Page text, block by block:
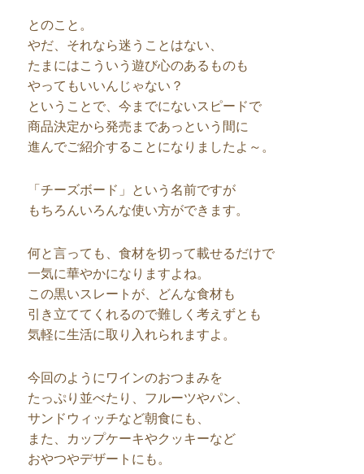
とのこと。
やだ、それなら迷うことはない、
たまにはこういう遊び心のあるものも
やってもいいんじゃない？
ということで、今までにないスピードで
商品決定から発売まであっという間に
進んでご紹介することになりましたよ～。
「チーズボード」という名前ですが
もちろんいろんな使い方ができます。
何と言っても、食材を切って載せるだけで
一気に華やかになりますよね。
この黒いスレートが、どんな食材も
引き立ててくれるので難しく考えずとも
気軽に生活に取り入れられますよ。
今回のようにワインのおつまみを
たっぷり並べたり、フルーツやパン、
サンドウィッチなど朝食にも、
また、カップケーキやクッキーなど
おやつやデザートにも。